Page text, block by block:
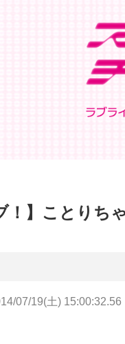
！】ことりち
07/19(土) 15:00:32.56